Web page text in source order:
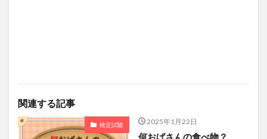
関連する記事
検定試験 2025年1月22日
何おばさんの食べ物？